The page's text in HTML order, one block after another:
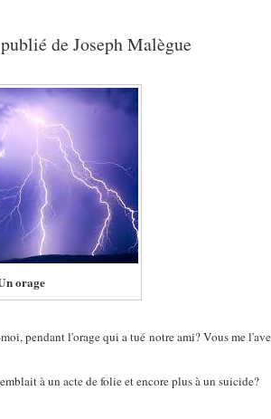
de Joseph Malègue
orage
pendant l'orage qui a tué notre ami? Vous me
à un acte de folie et encore plus à un suicide?